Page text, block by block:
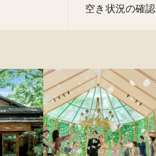
空き状況の確認